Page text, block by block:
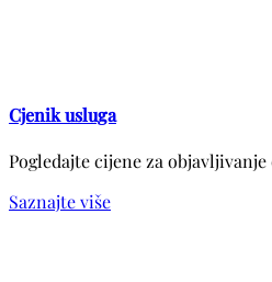
Cjenik usluga
Pogledajte cijene za
Saznajte više